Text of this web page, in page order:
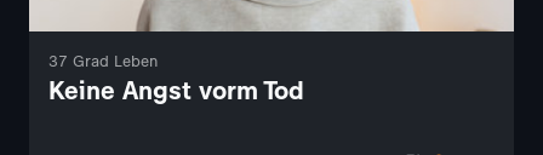
37 Grad Leben
Keine Angst vorm Tod